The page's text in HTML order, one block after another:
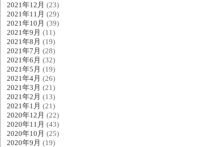
2021年12月 (23)
2021年11月 (29)
2021年10月 (39)
2021年9月 (11)
2021年8月 (19)
2021年7月 (28)
2021年6月 (32)
2021年5月 (19)
2021年4月 (26)
2021年3月 (21)
2021年2月 (13)
2021年1月 (21)
2020年12月 (22)
2020年11月 (43)
2020年10月 (25)
2020年9月 (19)